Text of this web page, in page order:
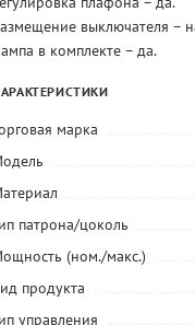
не
руб.
штуку
12-разряд.,
0,5мм, черный,
двойное
563,20 руб.
При заказе от 5
выключателя –
в комплекте – да.
марка
патрона/цоколь
(ном./макс.)
продукта
управления